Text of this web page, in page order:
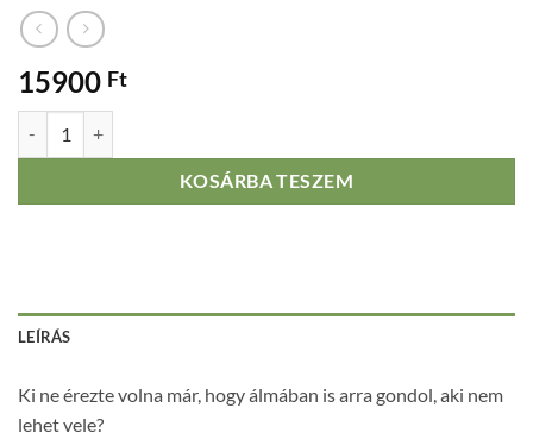
15900 Ft
KOSÁRBA TESZEM
LEÍRÁS
Ki ne érezte volna már, hogy álmában is arra gondol, aki nem
lehet vele?